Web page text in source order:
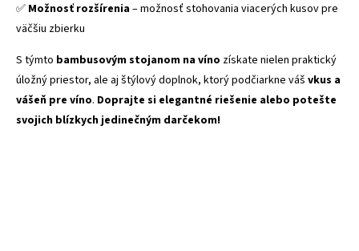
✅ Možnosť rozšírenia– možnosť stohovania viacerých kusov pre
väčšiu zbierku
S týmto bambusovým stojanom na víno získate nielen praktický
úložný priestor, ale aj štýlový doplnok, ktorý podčiarkne váš vkus a
vášeň pre víno. Doprajte si elegantné riešenie alebo potešte
svojich blízkych jedinečným darčekom!